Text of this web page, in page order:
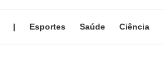
| Esportes Saúde Ciência